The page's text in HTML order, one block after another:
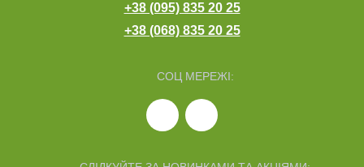
+38 (095) 835 20 25
+38 (068) 835 20 25
СОЦ МЕРЕЖІ: